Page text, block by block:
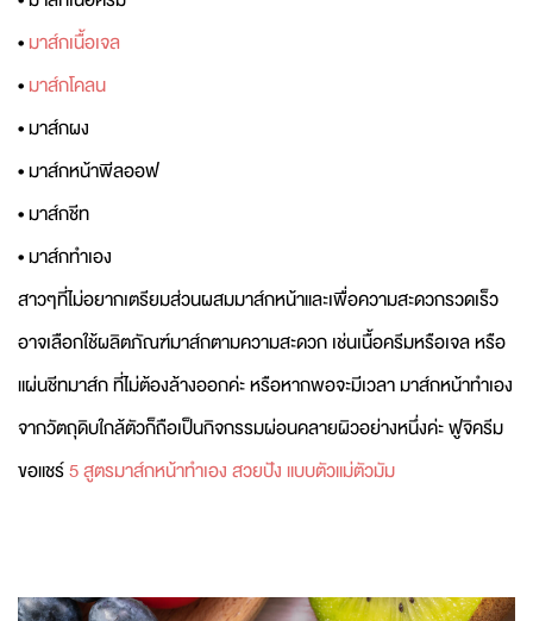
•มาส์กเนื้อเจล
•มาส์กโคลน
• มาส์กผง
• มาส์กหน้าพีลออฟ
• มาส์กชีท
• มาส์กทำเอง
สาวๆที่ไม่อยากเตรียมส่วนผสมมาส์กหน้าและเพื่อความสะดวกรวดเร็ว
อาจเลือกใช้ผลิตภัณฑ์มาส์กตามความสะดวก เช่นเนื้อครีมหรือเจล หรือ
แผ่นชีทมาส์ก ที่ไม่ต้องล้างออกค่ะ หรือหากพอจะมีเวลา มาส์กหน้าทำเอง
จากวัตถุดิบใกล้ตัวก็ถือเป็นกิจกรรมผ่อนคลายผิวอย่างหนึ่งค่ะ ฟูจิครีม
ขอแชร์5 สูตรมาส์กหน้าทำเอง สวยปัง แบบตัวแม่ตัวมัม